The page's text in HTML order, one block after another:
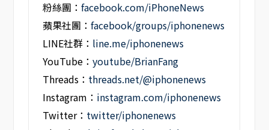
粉絲團：facebook.com/iPhoneNews
蘋果社團：facebook/groups/iphonenews
LINE社群： line.me/iphonenews
YouTube：youtube/BrianFang
Threads： threads.net/@iphonenews
Instagram： instagram.com/iphonenews
Twitter： twitter/iphonenews